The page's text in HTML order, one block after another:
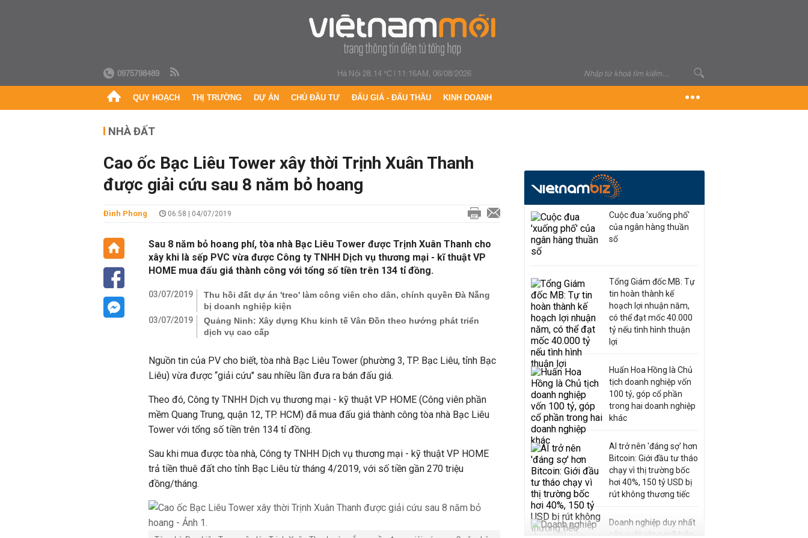
0975798489 Hà Nội 28.14 °C| 11:16AM, 06/08/2026
QUY HOẠCH THỊ TRƯỜNG DỰ ÁN CHỦ ĐẦU TƯ ĐẤU GIÁ - ĐẤU THẦU KINH DOANH
NHÀ ĐẤT
Cao ốc Bạc Liêu Tower xây thời Trịnh Xuân Thanh
được giải cứu sau 8 năm bỏ hoang
Đình Phong 06:58 | 04/07/2019
Sau 8 năm bỏ hoang phí, tòa nhà Bạc Liêu Tower được Trịnh Xuân Thanh cho
xây khi là sếp PVC vừa được Công ty TNHH Dịch vụ thương mại - kĩ thuật VP
HOME mua đấu giá thành công với tổng số tiền trên 134 tỉ đồng.
03/07/2019
Thu hồi đất dự án 'treo' làm công viên cho dân, chính quyền Đà Nẵng
bị doanh nghiệp kiện
03/07/2019
Quảng Ninh: Xây dựng Khu kinh tế Vân Đồn theo hướng phát triển
dịch vụ cao cấp
Nguồn tin của PV cho biết, tòa nhà Bạc Liêu Tower (phường 3, TP. Bạc Liêu, tỉnh Bạc
Liêu) vừa được “giải cứu" sau nhiều lần đưa ra bán đấu giá.
Theo đó, Công ty TNHH Dịch vụ thương mại - kỹ thuật VP HOME (Công viên phần
mềm Quang Trung, quận 12, TP. HCM) đã mua đấu giá thành công tòa nhà Bạc Liêu
Tower với tổng số tiền trên 134 tỉ đồng.
Sau khi mua được tòa nhà, Công ty TNHH Dịch vụ thương mại - kỹ thuật VP HOME
trả tiền thuê đất cho tỉnh Bạc Liêu từ tháng 4/2019, với số tiền gần 270 triệu
đồng/tháng.
Cuộc đua 'xuống phố'
của ngân hàng thuần
số
Tổng Giám đốc MB: Tự
tin hoàn thành kế
hoạch lợi nhuận năm,
có thể đạt mốc 40.000
tỷ nếu tình hình thuận
lợi
Huấn Hoa Hồng là Chủ
tịch doanh nghiệp vốn
100 tỷ, góp cổ phần
trong hai doanh nghiệp
khác
AI trở nên 'đáng sợ' hơn
Bitcoin: Giới đầu tư tháo
chạy vì thị trường bốc
hơi 40%, 150 tỷ USD bị
rút không thương tiếc
Doanh nghiệp duy nhất
sản xuất vàng mã trên